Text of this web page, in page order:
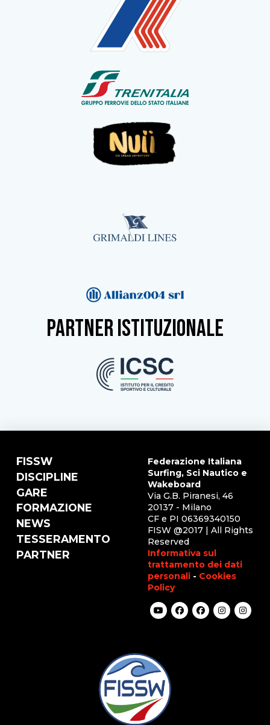
partner istituzionale
FISSW
DISCIPLINE
GARE
FORMAZIONE
NEWS
TESSERAMENTO
PARTNER
Federazione Italiana
Surfing, Sci Nautico e
Wakeboard
Via G.B. Piranesi, 46
20137 - Milano
CF e PI 06369340150
FISW @2017 | All Rights
Reserved
Informativa sul
trattamento dei dati
personali - Cookies
Policy